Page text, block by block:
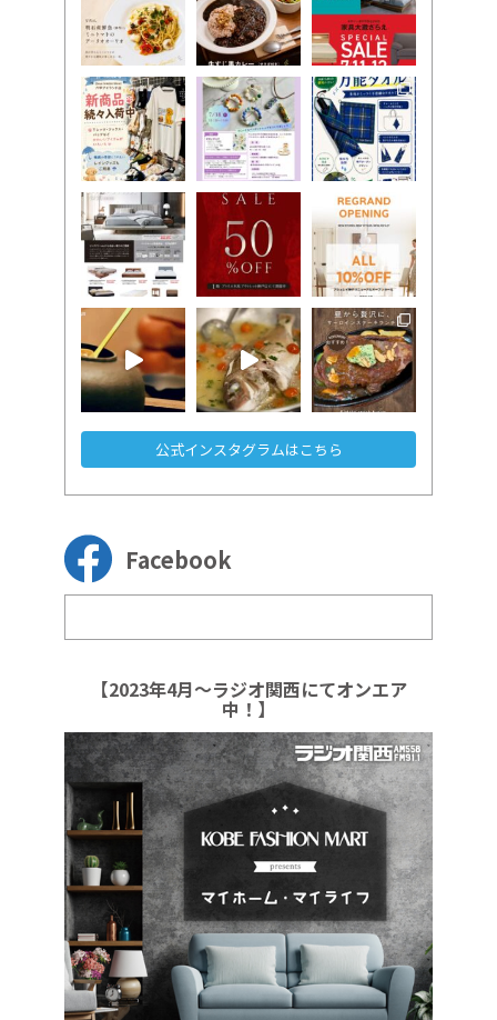
公式インスタグラムはこちら
Facebook
【2023年4月～ラジオ関西にてオンエア
中！】